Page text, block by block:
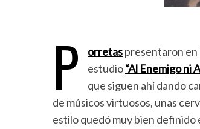
P orretaspresentaron en
estudio“Al Enemigo ni
que siguen ahí dando
de músicos virtuosos, unas
estilo quedó muy bien definido